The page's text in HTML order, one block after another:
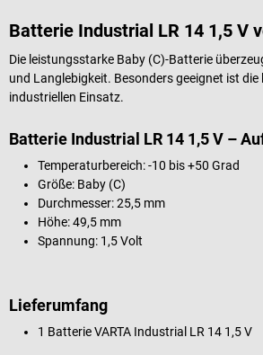
Batterie Industrial LR 14 1,5 V
Die leistungsstarke Baby (C)-Batterie
und Langlebigkeit. Besonders geeignet ist die
industriellen Einsatz.
Batterie Industrial LR 14 1,5 V –
Temperaturbereich: -10 bis +50 Grad
Größe: Baby (C)
Durchmesser: 25,5 mm
Höhe: 49,5 mm
Spannung: 1,5 Volt
Lieferumfang
1 Batterie VARTA Industrial LR 14 1,5 V